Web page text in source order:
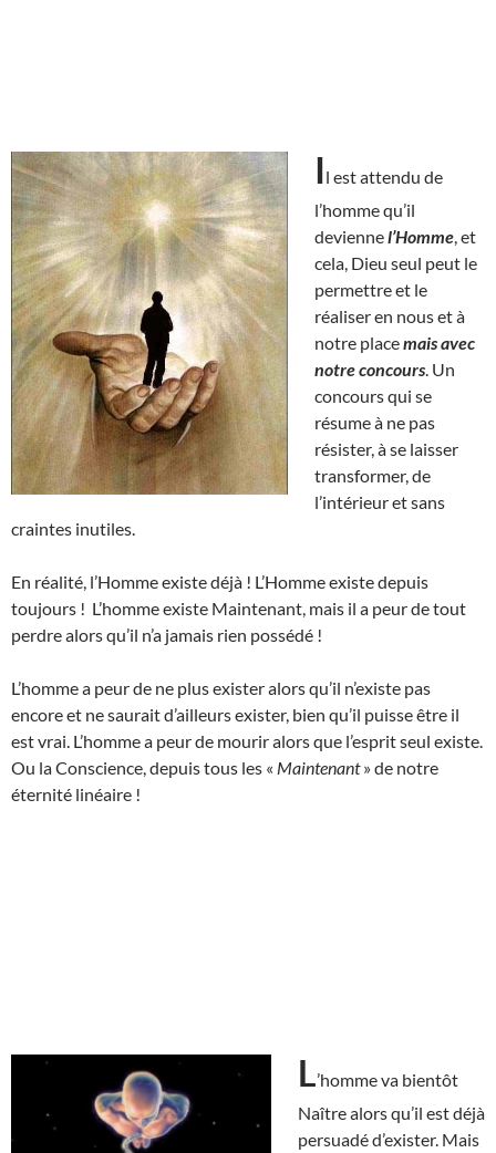
Il est attendu de
l’homme qu’il
deviennel’Homme , et
cela, Dieu seul peut le
permettre et le
réaliser en nous et à
notre placemais avec
notre concours . Un
concours qui se
résume à ne pas
résister, à se laisser
transformer, de
l’intérieur et sans
craintes inutiles.
En réalité, l’Homme existe déjà ! L’Homme existe depuis
toujours ! L’homme existe Maintenant, mais il a peur de tout
perdre alors qu’il n’a jamais rien possédé !
L’homme a peur de ne plus exister alors qu’il n’existe pas
encore et ne saurait d’ailleurs exister, bien qu’il puisse être il
est vrai. L’homme a peur de mourir alors que l’esprit seul existe.
Ou la Conscience, depuis tous les « Maintenant» de notre
éternité linéaire !
L’homme va bientôt
Naître alors qu’il est déjà
persuadé d’exister. Mais